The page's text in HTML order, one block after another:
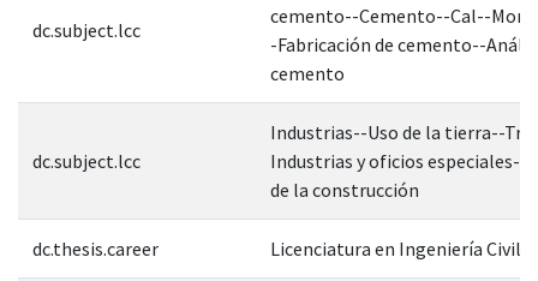
dc.subject.lcc
cemento--Cemento--Cal--
-Fabricación de cemento--
cemento
dc.subject.lcc
Industrias--Uso de la tierra--
Industrias y oficios especiales--
de la construcción
dc.thesis.career Licenciatura en Ingeniería Civil